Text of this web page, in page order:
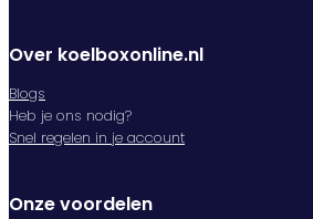
Over koelboxonline.nl
Blogs
Heb je ons nodig?
Snel regelen in je account
Onze voordelen